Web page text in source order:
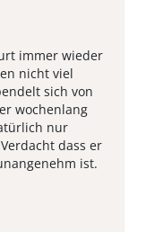
immer wieder
nicht viel
sich von
wochenlang
nur
dass er
ist.